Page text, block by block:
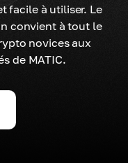
facile à utiliser. Le
convient à tout le
novices aux
de MATIC.